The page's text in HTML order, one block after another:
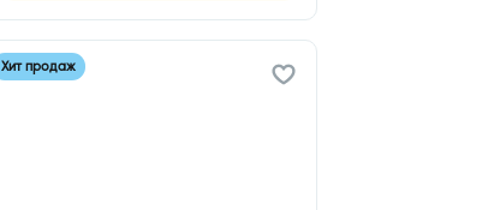
Хит продаж